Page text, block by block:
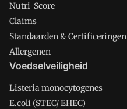
Nutri-Score
Claims
Standaarden & Certificeringen
Allergenen
Voedselveiligheid
Listeria monocytogenes
E.coli (STEC/ EHEC)